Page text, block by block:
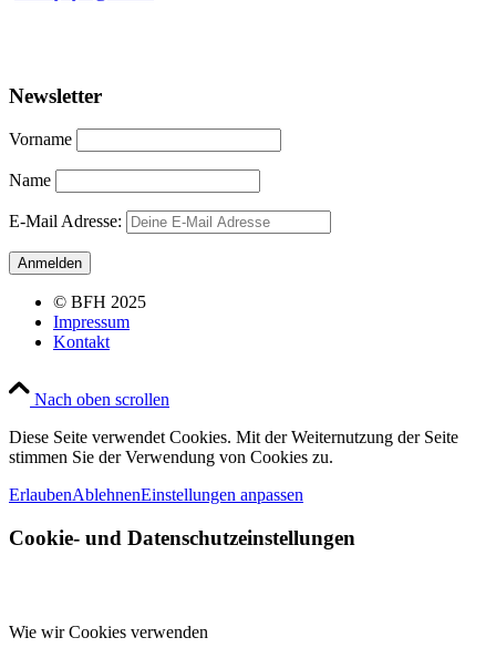
Newsletter
Vorname
Name
E-Mail Adresse:
© BFH 2025
Impressum
Kontakt
Nach oben scrollen
Diese Seite verwendet Cookies. Mit der Weiternutzung der Seite
stimmen Sie der Verwendung von Cookies zu.
ErlaubenAblehnenEinstellungen anpassen
Cookie- und Datenschutzeinstellungen
Wie wir Cookies verwenden